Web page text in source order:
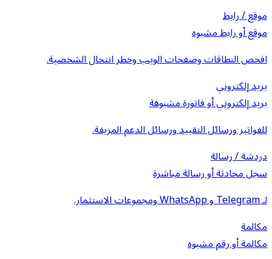
موقع / رابط
موقع أو رابط مشبوه
افحص النطاقات وصفحات الويب وخطر انتحال الشخصية.
بريد إلكتروني
بريد إلكتروني أو فاتورة مشبوهة
للفواتير ورسائل التقييد ورسائل الدعم المزيفة.
دردشة / رسالة
سجل محادثة أو رسالة مباشرة
لـ Telegram و WhatsApp ومجموعات الاستثمار.
مكالمة
مكالمة أو رقم مشبوه